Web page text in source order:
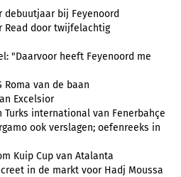
bij Feyenoord
Read door twijfelachtig
"Daarvoor heeft Feyenoord me
Roma van de baan
Excelsior
Turks international van Fenerbahçe
ook verslagen; oefenreeks in
Kuip Cup van Atalanta
in de markt voor Hadj Moussa